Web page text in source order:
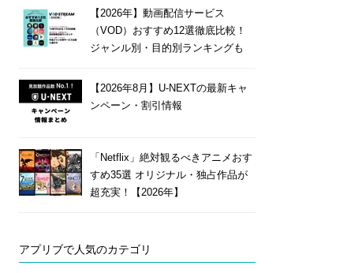
【2026年】動画配信サービス
（VOD）おすすめ12選徹底比較！
ジャンル別・目的別ランキングも
【2026年8月】U-NEXTの最新キャ
ンペーン・割引情報
「Netflix」絶対観るべきアニメおす
すめ35選 オリジナル・独占作品が
超充実！【2026年】
アプリブで人気のカテゴリ